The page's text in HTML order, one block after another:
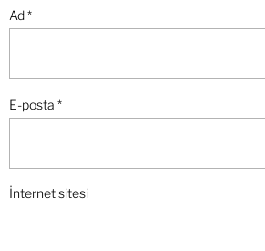
Ad*
E-posta *
İnternet sitesi